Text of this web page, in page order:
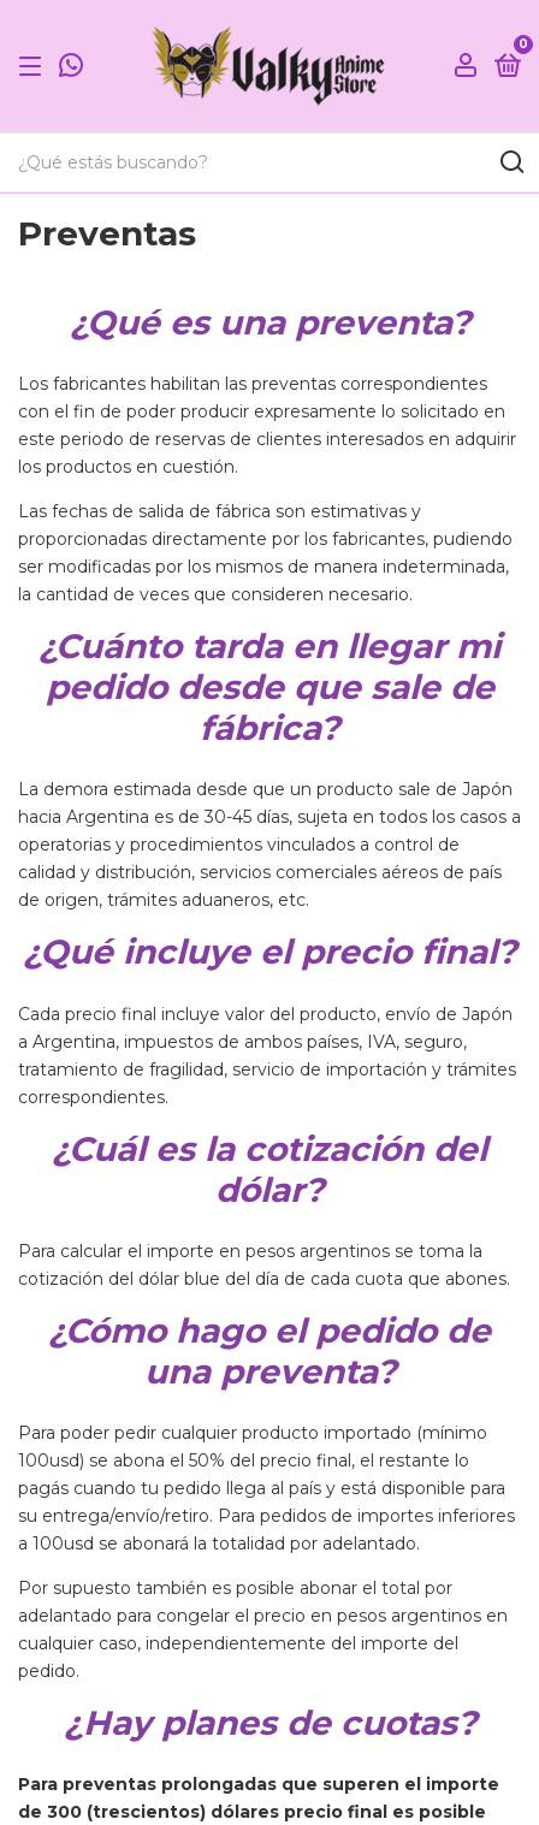
0
Preventas
¿Qué es una preventa?
Los fabricantes habilitan las preventas correspondientes
con el fin de poder producir expresamente lo solicitado en
este periodo de reservas de clientes interesados en adquirir
los productos en cuestión.
Las fechas de salida de fábrica son estimativas y
proporcionadas directamente por los fabricantes, pudiendo
ser modificadas por los mismos de manera indeterminada,
la cantidad de veces que consideren necesario.
¿Cuánto tarda en llegar mi
pedido desde que sale de
fábrica?
La demora estimada desde que un producto sale de Japón
hacia Argentina es de 30-45 días, sujeta en todos los casos a
operatorias y procedimientos vinculados a control de
calidad y distribución, servicios comerciales aéreos de país
de origen, trámites aduaneros, etc.
¿Qué incluye el precio final?
Cada precio final incluye valor del producto, envío de Japón
a Argentina, impuestos de ambos países, IVA, seguro,
tratamiento de fragilidad, servicio de importación y trámites
correspondientes.
¿Cuál es la cotización del
dólar?
Para calcular el importe en pesos argentinos se toma la
cotización del dólar blue del día de cada cuota que abones.
¿Cómo hago el pedido de
una preventa?
Para poder pedir cualquier producto importado (mínimo
100usd) se abona el 50% del precio final, el restante lo
pagás cuando tu pedido llega al país y está disponible para
su entrega/envío/retiro. Para pedidos de importes inferiores
a 100usd se abonará la totalidad por adelantado.
Por supuesto también es posible abonar el total por
adelantado para congelar el precio en pesos argentinos en
cualquier caso, independientemente del importe del
pedido.
¿Hay planes de cuotas?
Para preventas prolongadas que superen el importe
de 300 (trescientos) dólares precio final es posible